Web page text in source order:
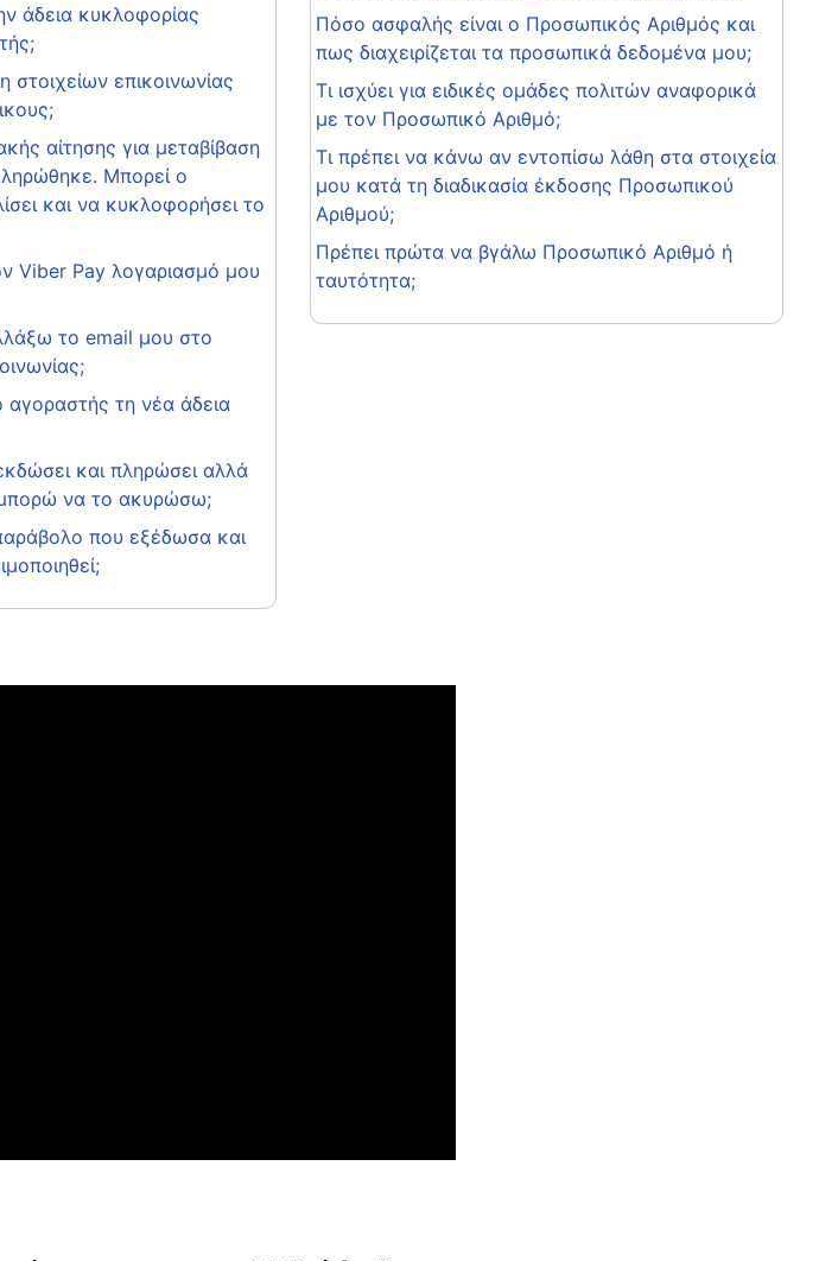
άδεια κυκλοφορίας
στοιχείων επικοινωνίας
αίτησης για μεταβίβαση
Μπορεί ο
και να κυκλοφορήσει το
Viber Pay λογαριασμό μου
το email μου στο
τη νέα άδεια
και πληρώσει αλλά
να το ακυρώσω;
που εξέδωσα και
Πόσο ασφαλής είναι ο Προσωπικός Αριθμός και
πως διαχειρίζεται τα προσωπικά δεδομένα μου;
Τι ισχύει για ειδικές ομάδες πολιτών αναφορικά
με τον Προσωπικό Αριθμό;
Τι πρέπει να κάνω αν εντοπίσω λάθη στα στοιχεία
μου κατά τη διαδικασία έκδοσης Προσωπικού
Αριθμού;
Πρέπει πρώτα να βγάλω Προσωπικό Αριθμό ή
ταυτότητα;